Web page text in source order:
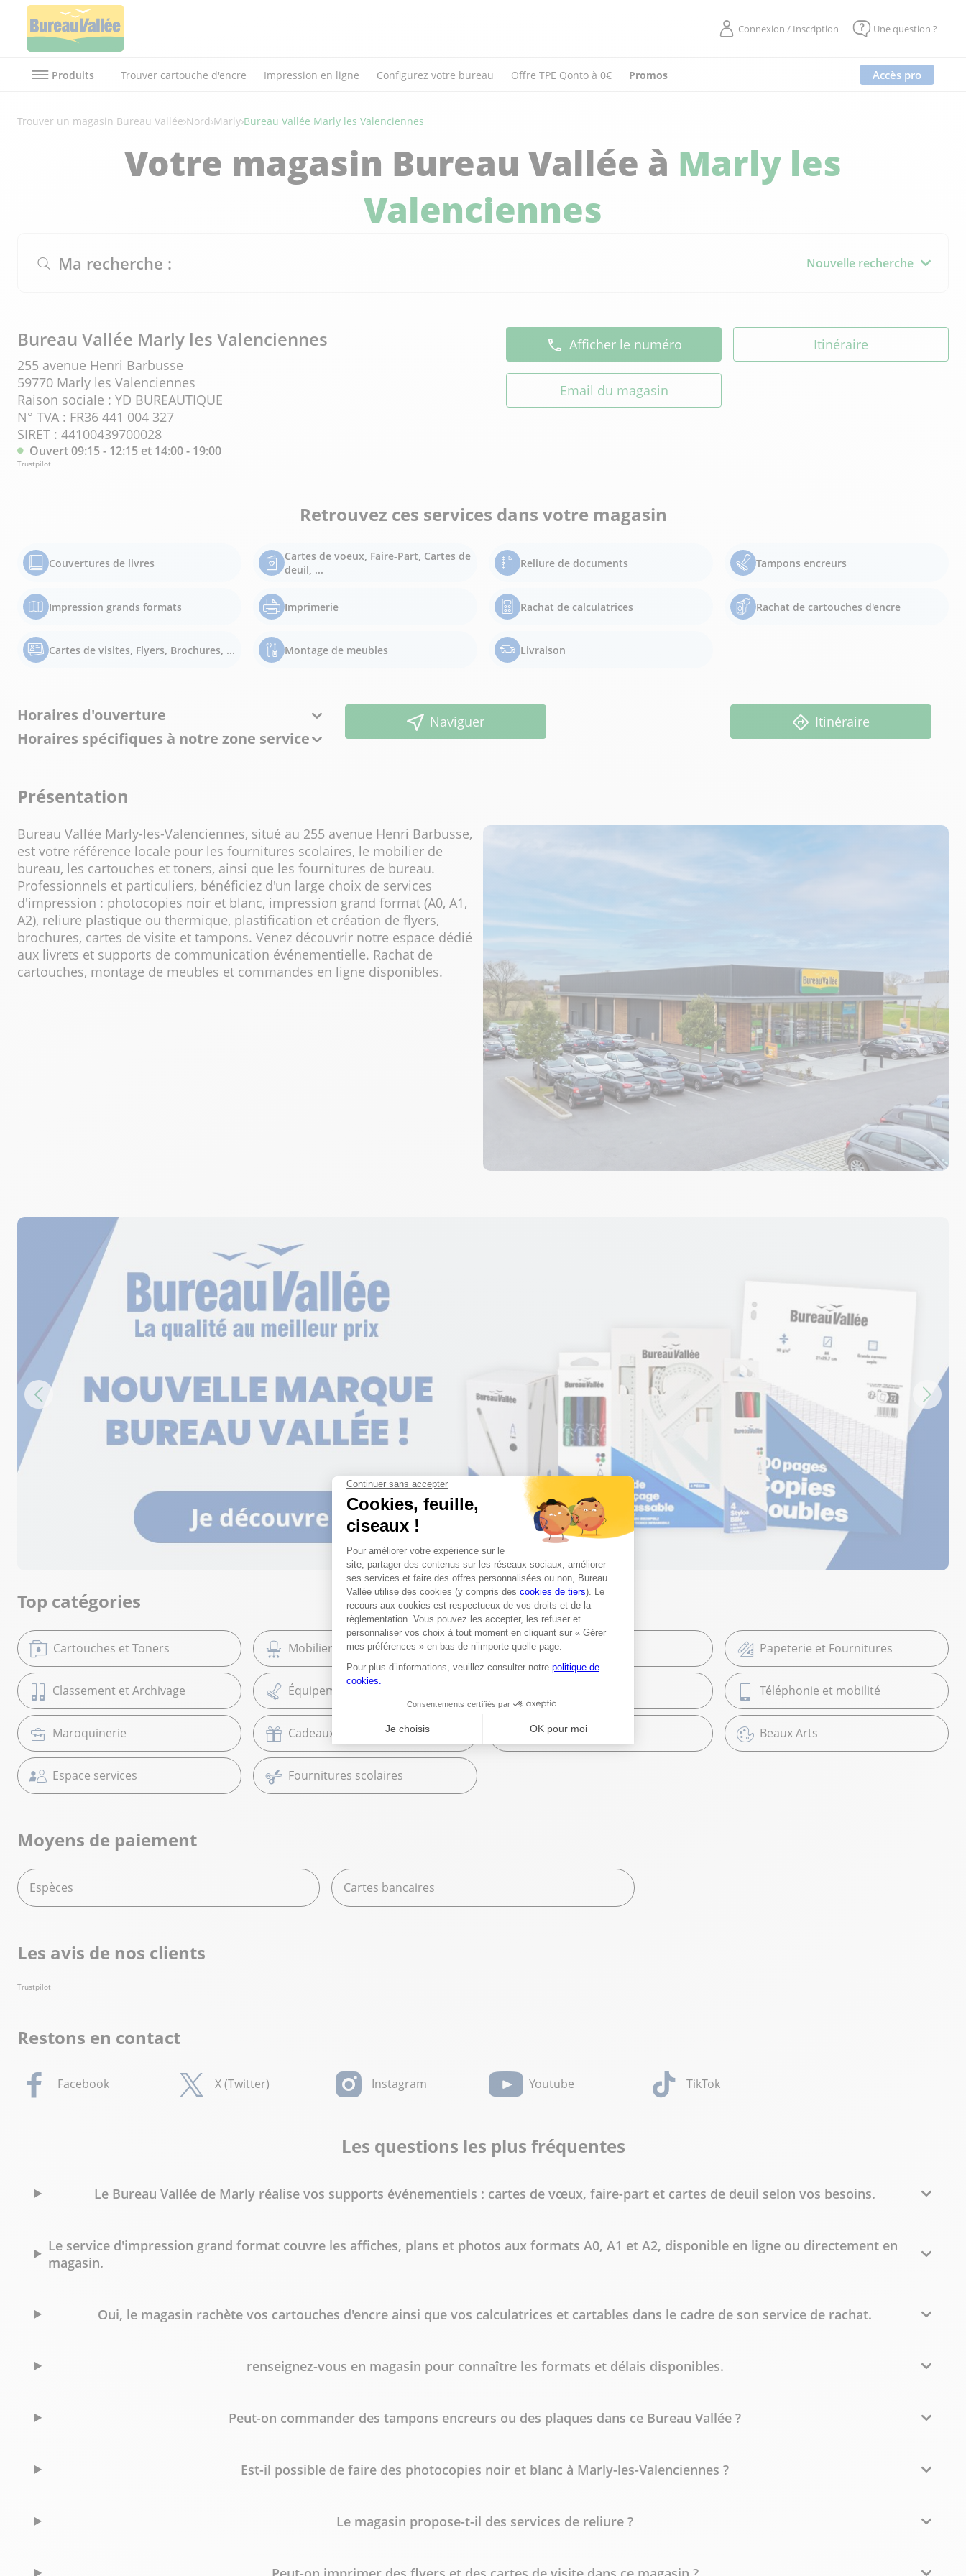
Connexion / Inscription Une question ?
Produits Trouver cartouche d'encre Impression en ligne Configurez votre bureau Offre TPE Qonto à 0€ Promos Accès pro
Trouver un magasin Bureau Vallée Nord Marly Bureau Vallée Marly les Valenciennes
Votre magasin Bureau Vallée à Marly les
Valenciennes
Ma recherche : Nouvelle recherche
Bureau Vallée Marly les Valenciennes
255 avenue Henri Barbusse
59770 Marly les Valenciennes
Raison sociale : YD BUREAUTIQUE
N° TVA : FR36 441 004 327
SIRET : 44100439700028
Ouvert 09:15 - 12:15 et 14:00 - 19:00
Trustpilot
Afficher le numéro Itinéraire
Email du magasin
Retrouvez ces services dans votre magasin
Couvertures de livres
Cartes de voeux, Faire-Part, Cartes de
deuil, ...
Reliure de documents Tampons encreurs
Impression grands formats Imprimerie Rachat de calculatrices Rachat de cartouches d'encre
Cartes de visites, Flyers, Brochures, ... Montage de meubles Livraison
Horaires d'ouverture
Horaires spécifiques à notre zone service
Naviguer Itinéraire
Présentation
Bureau Vallée Marly-les-Valenciennes, situé au 255 avenue Henri Barbusse,
est votre référence locale pour les fournitures scolaires, le mobilier de
bureau, les cartouches et toners, ainsi que les fournitures de bureau.
Professionnels et particuliers, bénéficiez d'un large choix de services
d'impression : photocopies noir et blanc, impression grand format (A0, A1,
A2), reliure plastique ou thermique, plastification et création de flyers,
brochures, cartes de visite et tampons. Venez découvrir notre espace dédié
aux livrets et supports de communication événementielle. Rachat de
cartouches, montage de meubles et commandes en ligne disponibles.
Top catégories
Cartouches et Toners Mobilier de bureau Bureautique Papeterie et Fournitures
Classement et Archivage Équipement et Commerce Téléphonie et mobilité
Maroquinerie Cadeaux Librairie Beaux Arts
Espace services Fournitures scolaires
Moyens de paiement
Espèces Cartes bancaires
Les avis de nos clients
Trustpilot
Restons en contact
Facebook X (Twitter) Instagram Youtube TikTok
Les questions les plus fréquentes
Le Bureau Vallée de Marly réalise vos supports événementiels : cartes de vœux, faire-part et cartes de deuil selon vos besoins.
Le service d'impression grand format couvre les affiches, plans et photos aux formats A0, A1 et A2, disponible en ligne ou directement en
magasin.
Oui, le magasin rachète vos cartouches d'encre ainsi que vos calculatrices et cartables dans le cadre de son service de rachat.
renseignez-vous en magasin pour connaître les formats et délais disponibles.
Peut-on commander des tampons encreurs ou des plaques dans ce Bureau Vallée ?
Est-il possible de faire des photocopies noir et blanc à Marly-les-Valenciennes ?
Le magasin propose-t-il des services de reliure ?